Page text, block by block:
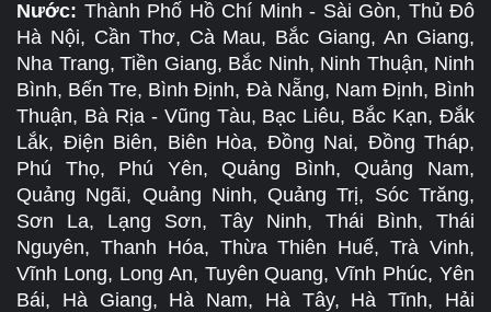
Nước: Thành Phố Hồ Chí Minh - Sài Gòn, Thủ Đô
Hà Nội, Cần Thơ, Cà Mau, Bắc Giang, An Giang,
Nha Trang, Tiền Giang, Bắc Ninh, Ninh Thuận, Ninh
Bình, Bến Tre, Bình Định, Đà Nẵng, Nam Định, Bình
Thuận, Bà Rịa - Vũng Tàu, Bạc Liêu, Bắc Kạn, Đắk
Lắk, Điện Biên, Biên Hòa, Đồng Nai, Đồng Tháp,
Phú Thọ, Phú Yên, Quảng Bình, Quảng Nam,
Quảng Ngãi, Quảng Ninh, Quảng Trị, Sóc Trăng,
Sơn La, Lạng Sơn, Tây Ninh, Thái Bình, Thái
Nguyên, Thanh Hóa, Thừa Thiên Huế, Trà Vinh,
Vĩnh Long, Long An, Tuyên Quang, Vĩnh Phúc, Yên
Bái, Hà Giang, Hà Nam, Hà Tây, Hà Tĩnh, Hải